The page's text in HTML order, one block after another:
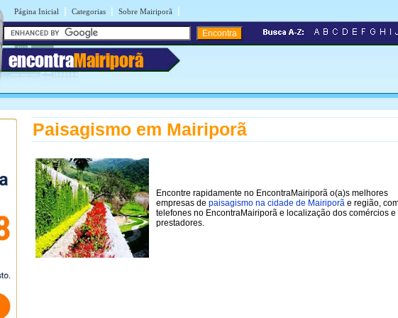
Página Inicial | Categorias | Sobre Mairiporã |
encontraMairiporã
Paisagismo em Mairiporã
Encontre rapidamente no EncontraMairiporã o(a)s melhores
empresas de paisagismo na cidade de Mairiporã e região,
telefones no EncontraMairiporã e localização dos comércios e
prestadores.